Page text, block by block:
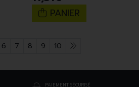
PANIER
6 7 8 9 10
PAIEMENT SÉCURISÉ